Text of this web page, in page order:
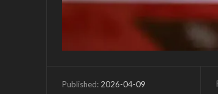
Published: 2026-04-09